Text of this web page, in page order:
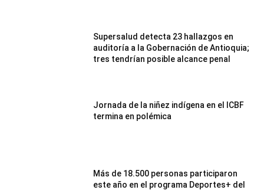
Supersalud detecta 23 hallazgos en
auditoría a la Gobernación de Antioquia;
tres tendrían posible alcance penal
Jornada de la niñez indígena en el ICBF
termina en polémica
Más de 18.500 personas participaron
este año en el programa Deportes+ del